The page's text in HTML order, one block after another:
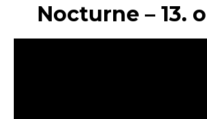
Nocturne – 13.